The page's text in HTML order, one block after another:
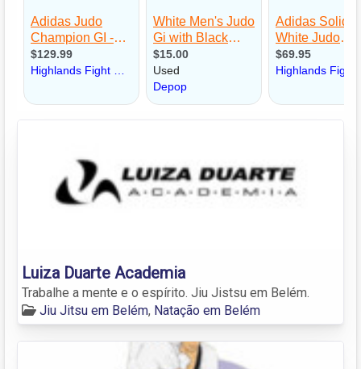
Luiza Duarte Academia
Trabalhe a mente e o espírito. Jiu Jistsu em Belém.
Jiu Jitsu em Belém, Natação em Belém